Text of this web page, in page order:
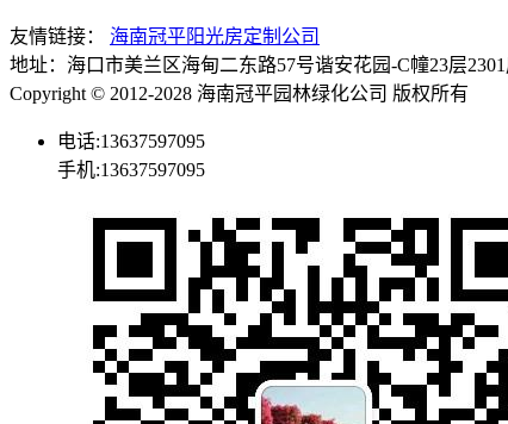
友情链接：
海南冠平阳光房定制公司
地址：海口市美兰区海甸二东路57号谐安花园-C幢23层
Copyright © 2012-2028 海南冠平园林绿化公司 版权所
电话:13637597095
手机:13637597095